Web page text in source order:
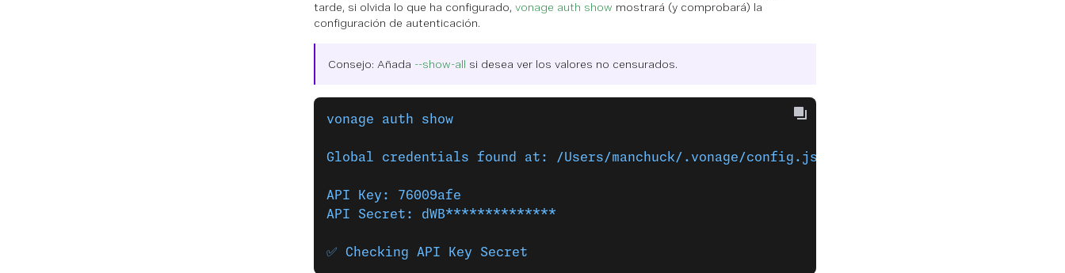
tarde, si olvida lo que ha configurado, vonage auth show mostrará (y comprobará) la
configuración de autenticación.
Consejo: Añada --show-all si desea ver los valores no censurados.
vonage auth show
Global credentials found at: /Users/manchuck/.vonage/config.json
API Key: 76009afe
API Secret: dWB**************
✅ Checking API Key Secret